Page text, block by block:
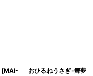
[MAI-
おひるねうさぎ-舞夢